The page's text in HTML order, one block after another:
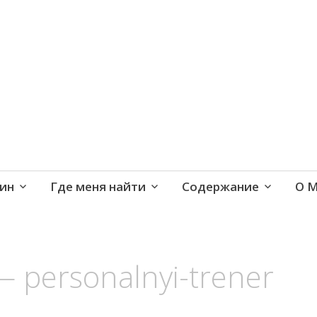
Где меня найти Содержание О
personalnyi-trener